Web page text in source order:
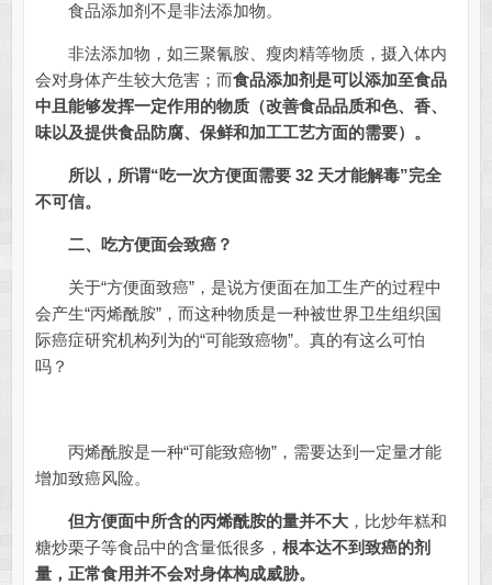
食品添加剂不是非法添加物。
非法添加物，如三聚氰胺、瘦肉精等物质，摄入体内
会对身体产生较大危害；而食品添加剂是可以添加至食品
中且能够发挥一定作用的物质（改善食品品质和色、香、
味以及提供食品防腐、保鲜和加工工艺方面的需要）。
所以，所谓“吃一次方便面需要 32 天才能解毒”完全
不可信。
二、吃方便面会致癌？
关于“方便面致癌”，是说方便面在加工生产的过程中
会产生“丙烯酰胺”，而这种物质是一种被世界卫生组织国
际癌症研究机构列为的“可能致癌物”。真的有这么可怕
吗？
丙烯酰胺是一种“可能致癌物”，需要达到一定量才能
增加致癌风险。
但方便面中所含的丙烯酰胺的量并不大，比炒年糕和
糖炒栗子等食品中的含量低很多， 根本达不到致癌的剂
量，正常食用并不会对身体构成威胁。